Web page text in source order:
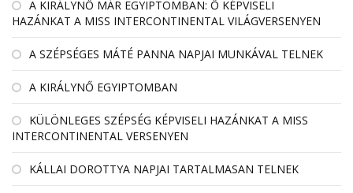
A KIRÁLYNŐ MÁR EGYIPTOMBAN: Ő KÉPVISELI
HAZÁNKAT A MISS INTERCONTINENTAL VILÁGVERSENYEN
A SZÉPSÉGES MÁTÉ PANNA NAPJAI MUNKÁVAL TELNEK
A KIRÁLYNŐ EGYIPTOMBAN
KÜLÖNLEGES SZÉPSÉG KÉPVISELI HAZÁNKAT A MISS
INTERCONTINENTAL VERSENYEN
KÁLLAI DOROTTYA NAPJAI TARTALMASAN TELNEK